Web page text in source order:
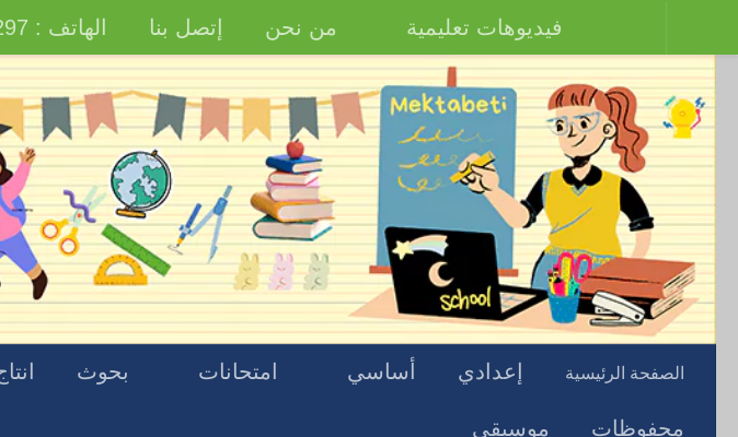
فيديوهات تعليمية من نحن إتصل بنا الهاتف : 94027297
الصفحة الرئيسية إعدادي أساسي امتحانات بحوث
محفوظات موسيقى